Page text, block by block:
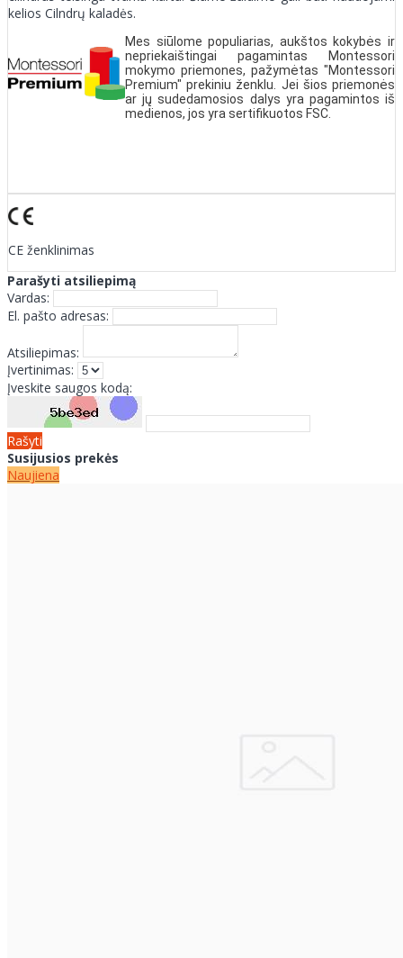
kelios Cilndrų kaladės.
Mes siūlome populiarias, aukštos kokybės ir
nepriekaištingai pagamintas Montessori
mokymo priemones, pažymėtas "Montessori
Premium" prekiniu ženklu. Jei šios priemonės
ar jų sudedamosios dalys yra pagamintos iš
medienos, jos yra sertifikuotos FSC.
CE ženklinimas
Parašyti atsiliepimą
Vardas:
El. pašto adresas:
Atsiliepimas:
Įvertinimas:
Įveskite saugos kodą:
Rašyti
Susijusios prekės
Naujiena